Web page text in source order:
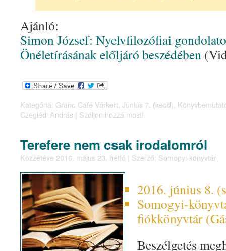
Ajánló:
Simon József: Nyelvfilozófiai
Önéletírásának előljáró beszédében
Kategória: Grand Café Várkert Június 7. (kedd)
Czeglédi András | Szóljon hozzá most!
Terefere nem csak irodalomról
Közzétéve 2016. május 23. hétfő | Szerző: Somogyi-könyvtár
2016. június 8.
Somogyi-
fiókkönyvtár (
Beszélgetés